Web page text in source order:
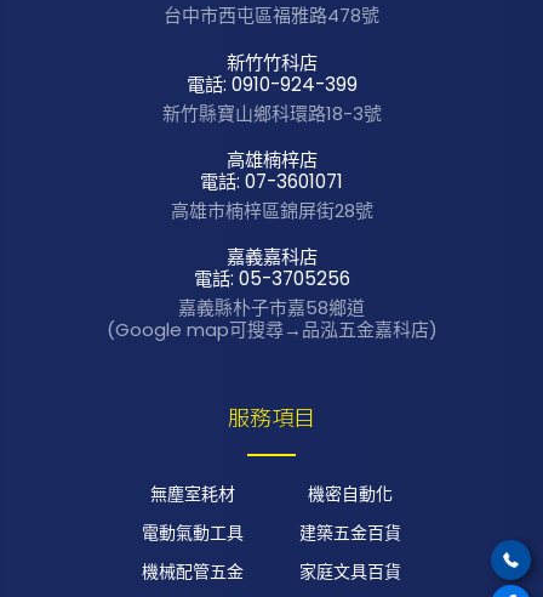
台中市西屯區福雅路478號
新竹竹科店
電話: 0910-924-399
新竹縣寶山鄉科環路18-3號
高雄楠梓店
電話: 07-3601071
高雄市楠梓區錦屏街28號
嘉義嘉科店
電話: 05-3705256
嘉義縣朴子市嘉58鄉道
(Google map可搜尋→品泓五金嘉科店)
服務項目
無塵室耗材 機密自動化
電動氣動工具 建築五金百貨
機械配管五金 家庭文具百貨